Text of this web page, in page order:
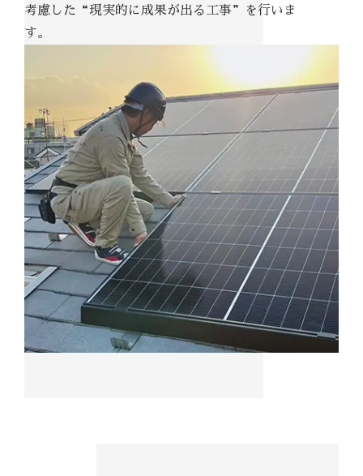
考慮した“現実的に成果が出る工事”を行いま
す。